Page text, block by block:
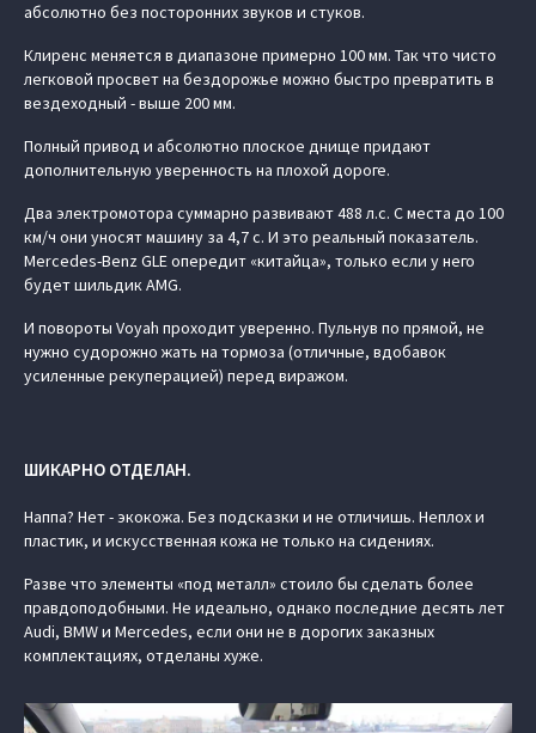
абсолютно без посторонних звуков и стуков.
Клиренс меняется в диапазоне примерно 100 мм. Так что чисто
легковой просвет на бездорожье можно быстро превратить в
вездеходный - выше 200 мм.
Полный привод и абсолютно плоское днище придают
дополнительную уверенность на плохой дороге.
Два электромотора суммарно развивают 488 л.с. С места до 100
км/ч они уносят машину за 4,7 с. И это реальный показатель.
Mercedes-Benz GLE опередит «китайца», только если у него
будет шильдик AMG.
И повороты Voyah проходит уверенно. Пульнув по прямой, не
нужно судорожно жать на тормоза (отличные, вдобавок
усиленные рекуперацией) перед виражом.
ШИКАРНО ОТДЕЛАН.
Наппа? Нет - экокожа. Без подсказки и не отличишь. Неплох и
пластик, и искусственная кожа не только на сидениях.
Разве что элементы «под металл» стоило бы сделать более
правдоподобными. Не идеально, однако последние десять лет
Audi, BMW и Mercedes, если они не в дорогих заказных
комплектациях, отделаны хуже.